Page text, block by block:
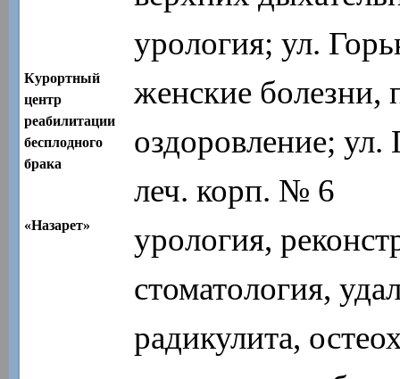
урология; ул.
Курортный
центр
реабилитации
бесплодного
брака
женские болезни,
оздоровление;
леч. корп. № 6
«Назарет»
урология,
стоматология,
радикулита,